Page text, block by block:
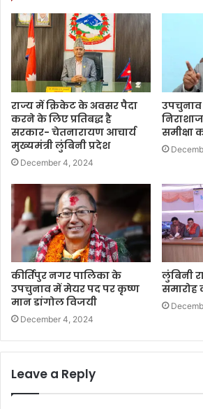
राज्य में क्रिकेट के अवसर पैदा
करने के लिए प्रतिबद्ध है
सरकार- चेतनारायण आचार्य
मुख्यमंत्री लुंबिनी प्रदेश
December 4, 2024
समीक्षा
कीर्तिपुर नगर पालिका के
उपचुनाव में मेयर पद पर कृष्ण
मान डांगोल विजयी
December 4, 2024
लुंबिनी
Leave a Reply